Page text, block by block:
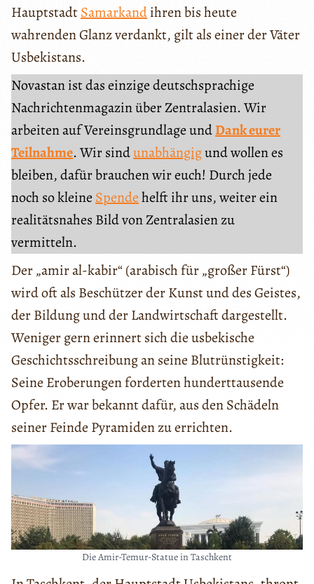
HauptstadtSamarkandihren bis heute
wahrenden Glanz verdankt, gilt als einer der Väter
Usbekistans.
Novastan ist das einzige deutschsprachige
Nachrichtenmagazin über Zentralasien. Wir
arbeiten auf Vereinsgrundlage undDank eurer
Teilnahme. Wir sindunabhängigund wollen es
bleiben, dafür brauchen wir euch! Durch jede
noch so kleine Spendehelft ihr uns, weiter ein
realitätsnahes Bild von Zentralasien zu
vermitteln.
Der „amir al-kabir“ (arabisch für „großer Fürst“)
wird oft als Beschützer der Kunst und des Geistes,
der Bildung und der Landwirtschaft dargestellt.
Weniger gern erinnert sich die usbekische
Geschichtsschreibung an seine Blutrünstigkeit:
Seine Eroberungen forderten hunderttausende
Opfer. Er war bekannt dafür, aus den Schädeln
seiner Feinde Pyramiden zu errichten.
Die Amir-Temur-Statue in Taschkent